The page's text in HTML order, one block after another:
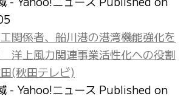
関係者、船川港の港湾機能強化を
洋上風力関連事業活性化への役割
(秋田テレビ)
- Yahoo!ニュース Published on